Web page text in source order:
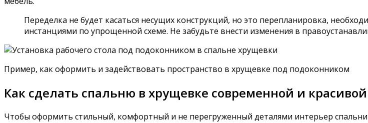
Переделка не будет касаться несущих конструкций, но это перепланировка,
инстанциями по упрощенной схеме. Не забудьте внести изменения в
Пример, как оформить и задействовать пространство в хрущевке под подоконником
Как сделать спальню в хрущевке современной и красивой
Чтобы оформить стильный, комфортный и не перегруженный деталями интерьер